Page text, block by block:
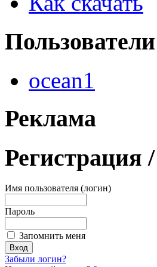
Пользователи
ocean1
Реклама
Регистрация
Имя пользователя (логин)
Пароль
Запомнить меня
Забыли логин?